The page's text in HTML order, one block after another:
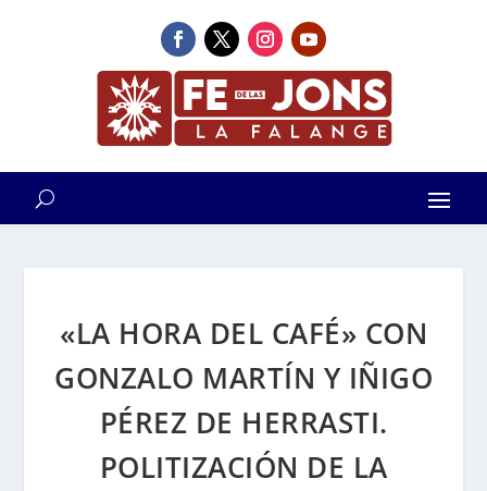
«LA HORA DEL CAFÉ» CON
GONZALO MARTÍN Y IÑIGO
PÉREZ DE HERRASTI.
POLITIZACIÓN DE LA